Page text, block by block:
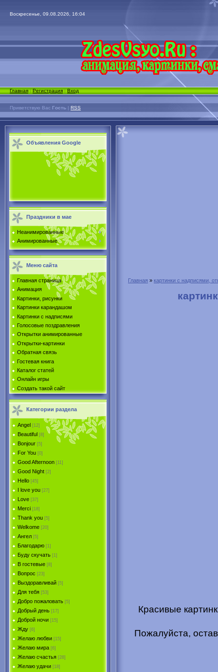
Воскресенье, 09.08.2026, 16:04
Главная|Регистрация|Вход
Приветствую Вас Гость | RSS
Объявления Google
Праздники в мае
Неанимированные
Анимированные
Меню сайта
Главная страница
Анимация
Картинки, рисунки
Картинки карандашом
Картинки с надписями
Голосовые поздравления
Открытки анимированные
Открытки-картинки
Обратная связь
Гостевая книга
Каталог статей
Онлайн игры
Создать такой сайт
Категории раздела
Angel [12]
Beautiful [8]
Bonjour [5]
For You [0]
Good Afternoon [11]
Good Night [2]
Hello [45]
I love you [27]
Love [37]
Merci [18]
Thank you [5]
Welkome [20]
Ангел [5]
Благодарю [1]
Буду скучать [1]
В гостевые [8]
Вопрос [23]
Выздоравливай [5]
Для тебя [53]
Добро пожаловать [5]
Добрый день [17]
Доброй ночи [15]
Жду [6]
Желаю любви [15]
Желаю мира [6]
Желаю счастья [28]
Желаю удачи [18]
Главная » картинки с надписями,
Красивые
Пожалуйста,